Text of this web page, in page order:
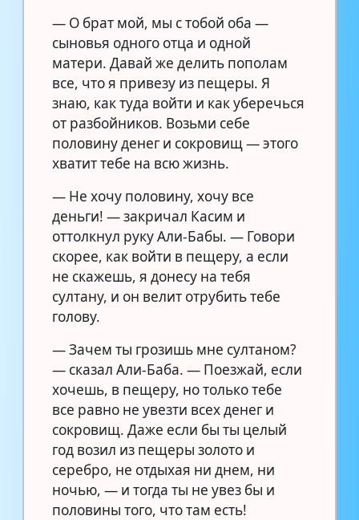
— О брат мой, мы с тобой оба —
сыновья одного отца и одной
матери. Давай же делить пополам
все, что я привезу из пещеры. Я
знаю, как туда войти и как уберечься
от разбойников. Возьми себе
половину денег и сокровищ — этого
хватит тебе на всю жизнь.
— Не хочу половину, хочу все
деньги! — закричал Касим и
оттолкнул руку Али-Бабы. — Говори
скорее, как войти в пещеру, а если
не скажешь, я донесу на тебя
султану, и он велит отрубить тебе
голову.
— Зачем ты грозишь мне султаном?
— сказал Али-Баба. — Поезжай, если
хочешь, в пещеру, но только тебе
все равно не увезти всех денег и
сокровищ. Даже если бы ты целый
год возил из пещеры золото и
серебро, не отдыхая ни днем, ни
ночью, — и тогда ты не увез бы и
половины того, что там есть!